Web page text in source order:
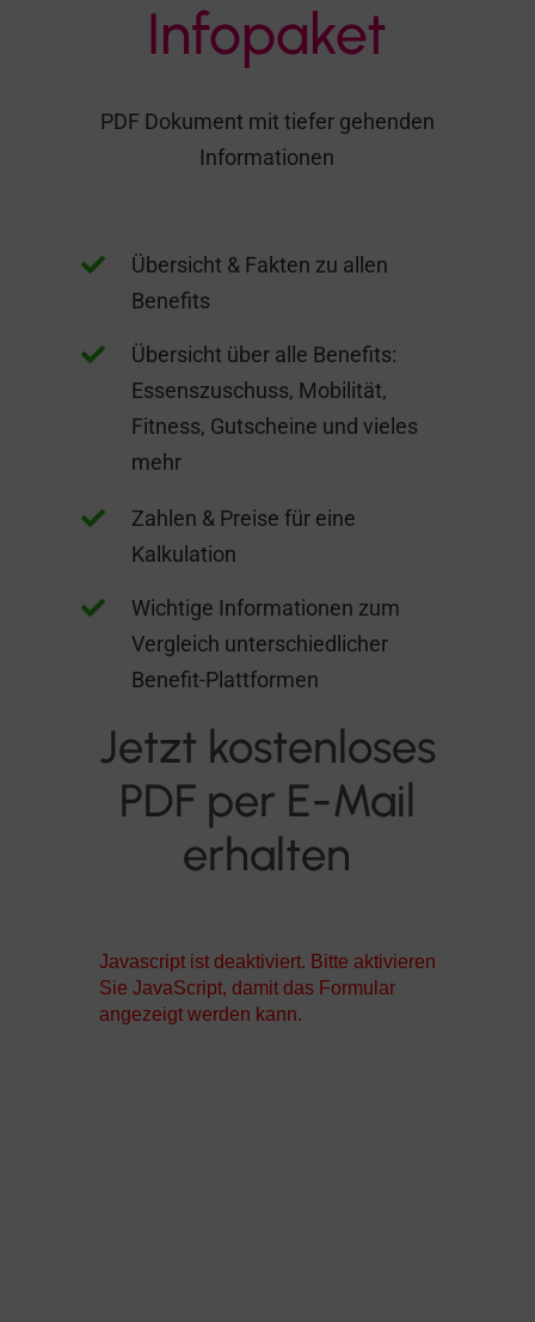
Infopaket
PDF Dokument mit tiefer gehenden
Informationen

Übersicht & Fakten zu allen
Benefits

Übersicht über alle Benefits:
Essenszuschuss, Mobilität,
Fitness, Gutscheine und vieles
mehr

Zahlen & Preise für eine
Kalkulation

Wichtige Informationen zum
Vergleich unterschiedlicher
Benefit-Plattformen
Jetzt kostenloses
PDF per E-Mail
erhalten
Javascript ist deaktiviert. Bitte aktivieren
Sie JavaScript, damit das Formular
angezeigt werden kann.